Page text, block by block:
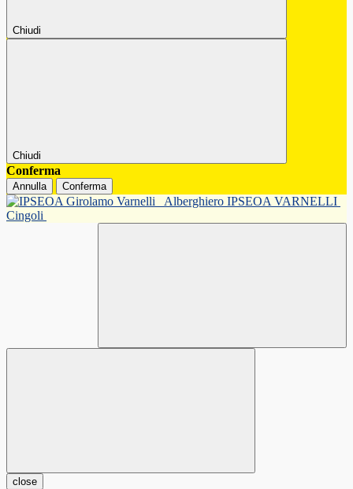
Chiudi
Chiudi
Conferma
Annulla Conferma
Alberghiero IPSEOA VARNELLI
Cingoli
close